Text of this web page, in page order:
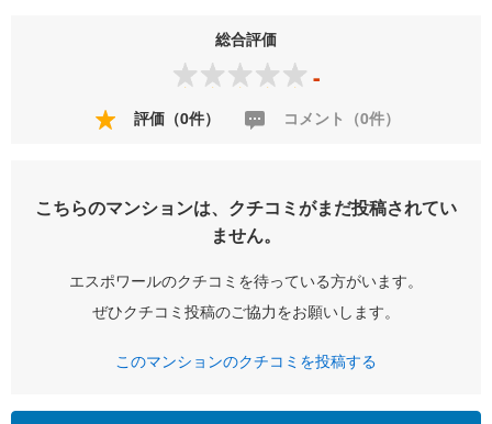
総合評価
-
評価（0件） コメント（0件）
こちらのマンションは、クチコミがまだ投稿されてい
ません。
エスポワールのクチコミを待っている方がいます。
ぜひクチコミ投稿のご協力をお願いします。
このマンションのクチコミを投稿する